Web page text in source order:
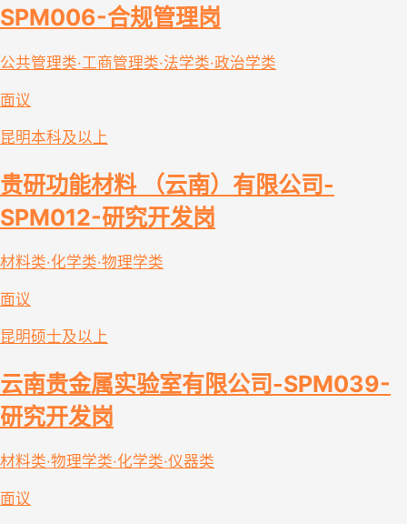
SPM006-合规管理岗
公共管理类·工商管理类·法学类·政治学类
面议
昆明本科及以上
贵研功能材料 （云南）有限公司-
SPM012-研究开发岗
材料类·化学类·物理学类
面议
昆明硕士及以上
云南贵金属实验室有限公司-SPM039-
研究开发岗
材料类·物理学类·化学类·仪器类
面议